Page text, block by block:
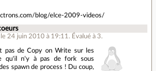
blog/elce-2009-videos/
le 24 juin 2010 à 19:11 . Évalué à 3.
pas de Copy on Write sur les
qu'il n'y à pas de fork sous
spawn de process ! Du coup,